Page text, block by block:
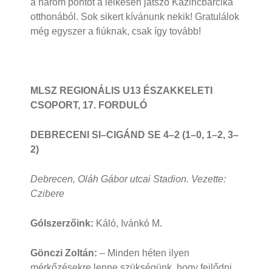
a három pontot a lelkesen játszó Kazincbarcika
otthonából. Sok sikert kívánunk nekik! Gratulálok
még egyszer a fiúknak, csak így tovább!
MLSZ REGIONÁLIS U13 ÉSZAKKELETI
CSOPORT, 17. FORDULÓ
DEBRECENI SI–CIGÁND SE 4–2 (1–0, 1–2, 3–
2)
Debrecen, Oláh Gábor utcai Stadion. Vezette:
Czibere
Gólszerzőink: Káló, Ivánkó M.
Gönczi Zoltán: – Minden héten ilyen